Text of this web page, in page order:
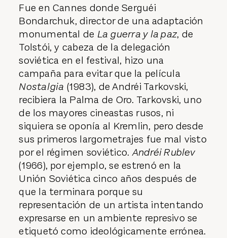
Fue en Cannes donde Serguéi
Bondarchuk, director de una adaptación
monumental de La guerra y la paz, de
Tolstói, y cabeza de la delegación
soviética en el festival, hizo una
campaña para evitar que la película
Nostalgia (1983), de Andréi Tarkovski,
recibiera la Palma de Oro. Tarkovski, uno
de los mayores cineastas rusos, ni
siquiera se oponía al Kremlin, pero desde
sus primeros largometrajes fue mal visto
por el régimen soviético.Andréi Rublev
(1966), por ejemplo, se estrenó en la
Unión Soviética cinco años después de
que la terminara porque su
representación de un artista intentando
expresarse en un ambiente represivo se
etiquetó como ideológicamente errónea.